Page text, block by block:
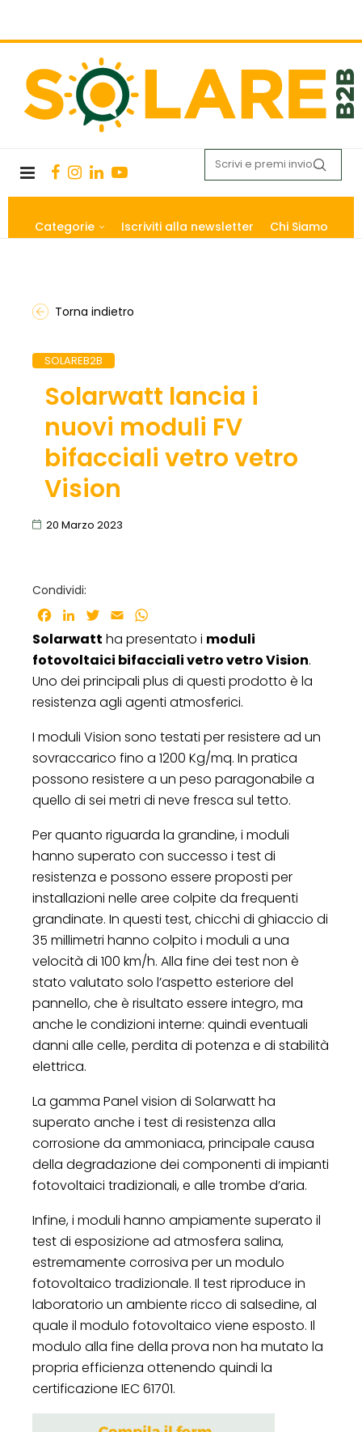
Categorie Iscriviti alla newsletter Chi Siamo
Torna indietro
SOLAREB2B
Solarwatt lancia i
nuovi moduli FV
bifacciali vetro vetro
Vision
20 Marzo 2023
Condividi:
Facebook
LinkedInTwitter
Email
Solarwatt ha presentato i moduli
fotovoltaici bifacciali vetro vetro Vision.
Uno dei principali plus di questi prodotto è la
resistenza agli agenti atmosferici.
I moduli Vision sono testati per resistere ad un
sovraccarico fino a 1200 Kg/mq. In pratica
possono resistere a un peso paragonabile a
quello di sei metri di neve fresca sul tetto.
Per quanto riguarda la grandine, i moduli
hanno superato con successo i test di
resistenza e possono essere proposti per
installazioni nelle aree colpite da frequenti
grandinate. In questi test, chicchi di ghiaccio di
35 millimetri hanno colpito i moduli a una
velocità di 100 km/h. Alla fine dei test non è
stato valutato solo l’aspetto esteriore del
pannello, che è risultato essere integro, ma
anche le condizioni interne: quindi eventuali
danni alle celle, perdita di potenza e di stabilità
elettrica.
La gamma Panel vision di Solarwatt ha
superato anche i test di resistenza alla
corrosione da ammoniaca, principale causa
della degradazione dei componenti di impianti
fotovoltaici tradizionali, e alle trombe d’aria.
Infine, i moduli hanno ampiamente superato il
test di esposizione ad atmosfera salina,
estremamente corrosiva per un modulo
fotovoltaico tradizionale. Il test riproduce in
laboratorio un ambiente ricco di salsedine, al
quale il modulo fotovoltaico viene esposto. Il
modulo alla fine della prova non ha mutato la
propria efficienza ottenendo quindi la
certificazione IEC 61701.